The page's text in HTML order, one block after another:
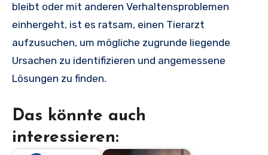
bleibt oder mit anderen Verhaltensproblemen
einhergeht, ist es ratsam, einen Tierarzt
aufzusuchen, um mögliche zugrunde liegende
Ursachen zu identifizieren und angemessene
Lösungen zu finden.
Das könnte auch
interessieren: